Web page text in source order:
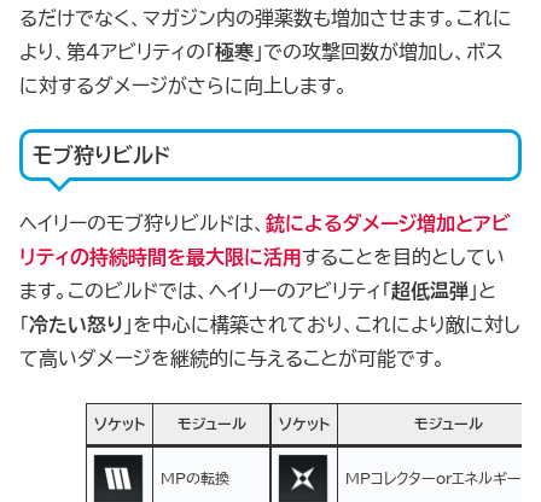
るだけでなく、マガジン内の弾薬数も増加させます。これに
より、第4アビリティの「極寒 」での攻撃回数が増加し、ボス
に対するダメージがさらに向上します。
モブ狩りビルド
ヘイリーのモブ狩りビルドは、 銃によるダメージ増加とアビ
リティの持続時間を最大限に活用することを目的としてい
ます。このビルドでは、ヘイリーのアビリティ「 超低温弾 」と
「 冷たい怒り 」を中心に構築されており、これにより敵に対し
て高いダメージを継続的に与えることが可能です。
ソケット モジュール
MPの転換
ソケット モジュール
MPコレクターorエネルギー吸